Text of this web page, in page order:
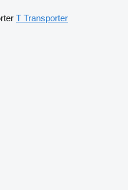
T Transporter